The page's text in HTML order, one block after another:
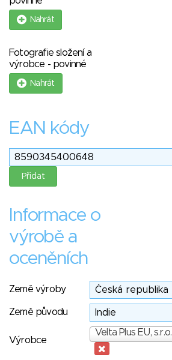
Nahrát
Fotografie složení a
výrobce - povinné
Nahrát
EAN kódy
Informace o
výrobě a
oceněních
Země výroby
Země původu
Výrobce
Velta Plus EU, s.r.o.
Výrobce